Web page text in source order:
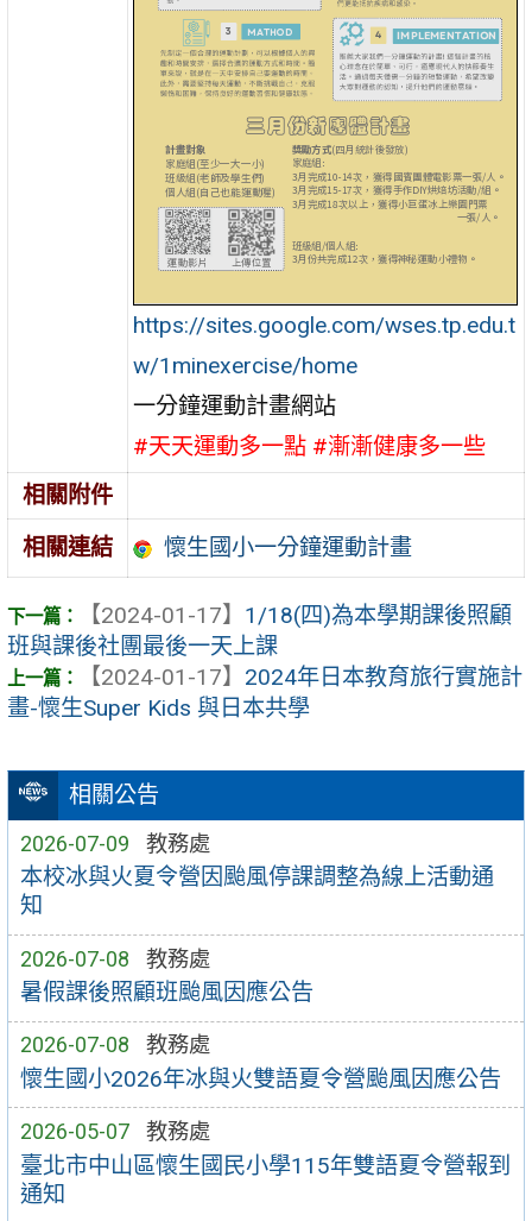
相關公告
2026-07-09 教務處
本校冰與火夏令營因颱風停課調整為線上活動通
知
2026-07-08 教務處
暑假課後照顧班颱風因應公告
2026-07-08 教務處
懷生國小2026年冰與火雙語夏令營颱風因應公告
2026-05-07 教務處
臺北市中山區懷生國民小學115年雙語夏令營報到
通知
https://sites.google.com/wses.tp.edu.t
w/1minexercise/home
一分鐘運動計畫網站
#天天運動多一點 #漸漸健康多一些
相關附件
相關連結
懷生國小一分鐘運動計畫
【2024-01-17】 1/18(四)為本學期課後照顧
班與課後社團最後一天上課
【2024-01-17】 2024年日本教育旅行實施計
畫-懷生Super Kids 與日本共學